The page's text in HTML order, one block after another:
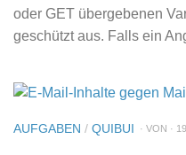
oder GET übergebenen
geschützt aus. Falls ein
AUFGABEN / QUIBUI · VON ·